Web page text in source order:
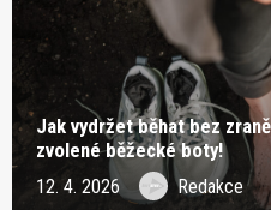
Jak vydržet běhat bez
zvolené běžecké boty!
12. 4. 2026 Redakce